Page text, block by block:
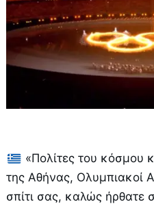
«Πολίτες του κόσμου
της Αθήνας, Ολυμπιακοί
σπίτι σας, καλώς ήρθατε